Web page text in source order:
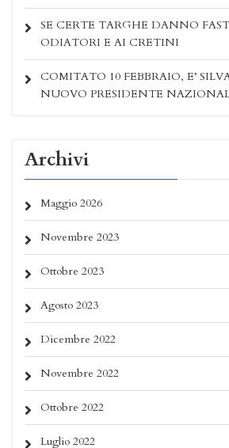
SE CERTE TARGHE DANNO
ODIATORI E AI CRETINI
COMITATO 10 FEBBRAIO, E’
NUOVO PRESIDENTE
Archivi
Maggio 2026
Novembre 2023
Ottobre 2023
Agosto 2023
Dicembre 2022
Novembre 2022
Ottobre 2022
Luglio 2022